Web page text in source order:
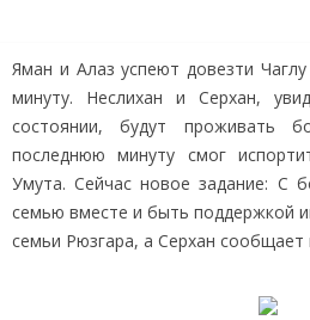
Яман и Алаз успеют довезти
минуту. Неслихан и Серхан,
состоянии, будут проживать
последнюю минуту смог
Умута. Сейчас новое задание: С
семью вместе и быть поддержкой
семьи Рюзгара, а Серхан сообщает